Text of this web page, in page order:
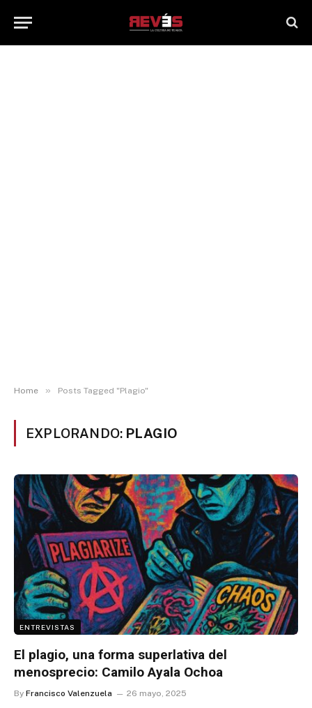
Home » Posts Tagged "Plagio"
EXPLORANDO: PLAGIO
ENTREVISTAS
El plagio, una forma superlativa del
menosprecio: Camilo Ayala Ochoa
By Francisco Valenzuela 26 mayo, 2025